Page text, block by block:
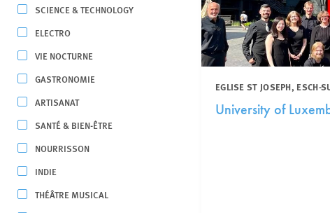
SCIENCE & TECHNOLOGY
ELECTRO
VIE NOCTURNE
GASTRONOMIE
ARTISANAT
SANTÉ & BIEN-ÊTRE
NOURRISSON
INDIE
THÉÂTRE MUSICAL
EGLISE ST JOSEPH, ESCH-
University of